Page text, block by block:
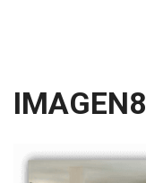
IMAGEN8